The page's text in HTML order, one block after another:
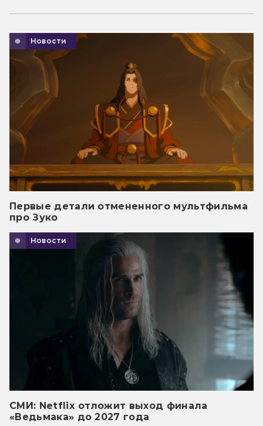
Новости
Первые детали отмененного мультфильма
про Зуко
Новости
СМИ: Netflix отложит выход финала
«Ведьмака» до 2027 года